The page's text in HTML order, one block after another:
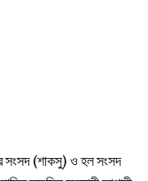
সংসদ (শাকসু) ও হল সংসদ